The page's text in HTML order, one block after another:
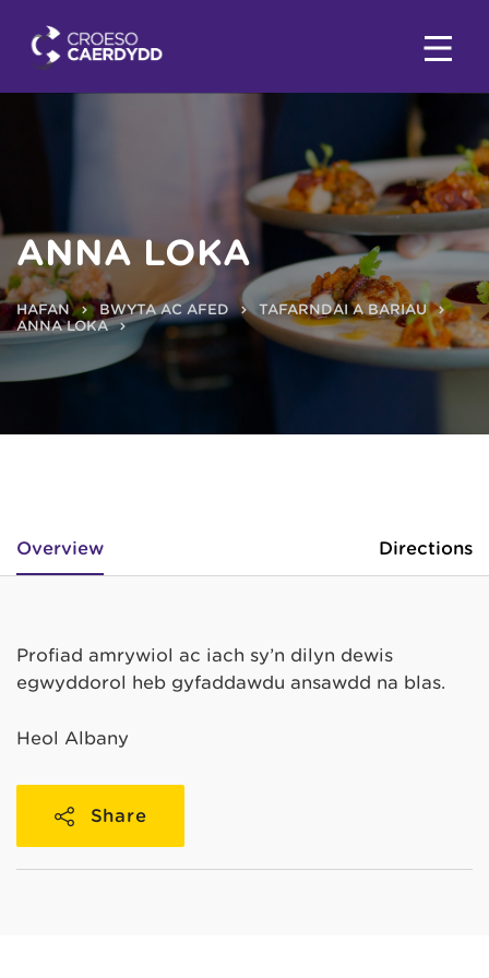
ANNA LOKA
HAFAN BWYTA AC AFED
TAFARNDAI A BARIAU
ANNA LOKA
Overview Directions
Profiad amrywiol ac iach sy’n dilyn dewis
egwyddorol heb gyfaddawdu ansawdd na blas.
Heol Albany
Share